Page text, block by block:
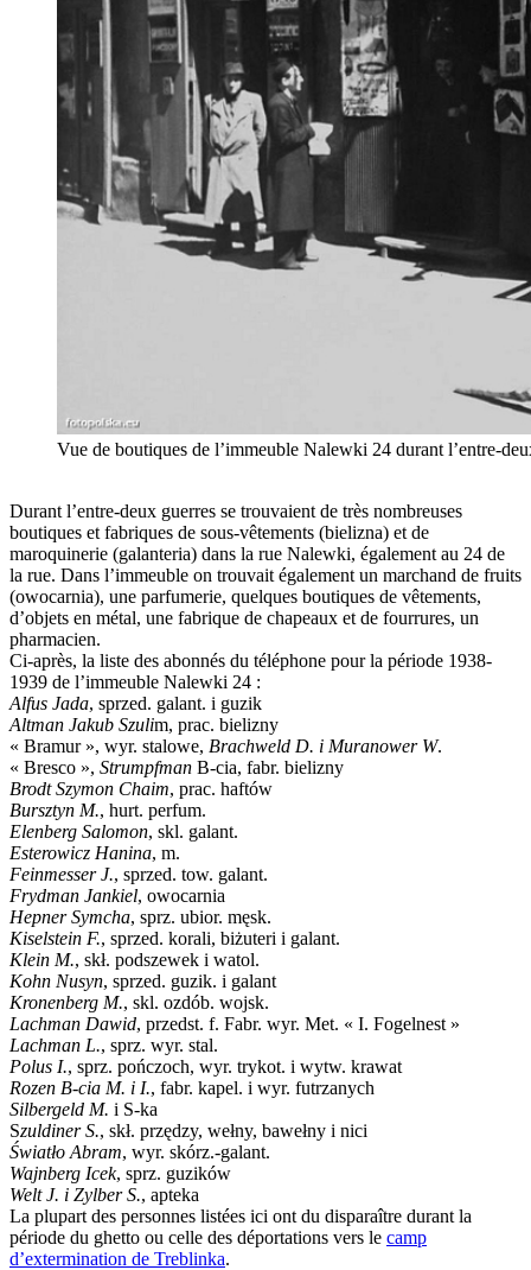
Vue de boutiques de l’immeuble Nalewki 24 durant l’entre-
Durant l’entre-deux guerres se trouvaient de très nombreuses
boutiques et fabriques de sous-vêtements (bielizna) et de
maroquinerie (galanteria) dans la rue Nalewki, également au 24 de
la rue. Dans l’immeuble on trouvait également un marchand de fruits
(owocarnia), une parfumerie, quelques boutiques de vêtements,
d’objets en métal, une fabrique de chapeaux et de fourrures, un
pharmacien.
Ci-après, la liste des abonnés du téléphone pour la période 1938-
1939 de l’immeuble Nalewki 24 :
Alfus Jada, sprzed. galant. i guzik
Altman Jakub Szulim, prac. bielizny
« Bramur », wyr. stalowe, Brachweld D. i Muranower W.
« Bresco », Strumpfman B-cia, fabr. bielizny
Brodt Szymon Chaim, prac. haftów
Bursztyn M., hurt. perfum.
Elenberg Salomon, skl. galant.
Esterowicz Hanina, m.
Feinmesser J., sprzed. tow. galant.
Frydman Jankiel, owocarnia
Hepner Symcha, sprz. ubior. męsk.
Kiselstein F., sprzed. korali, biżuteri i galant.
Klein M., skł. podszewek i watol.
Kohn Nusyn, sprzed. guzik. i galant
Kronenberg M., skl. ozdób. wojsk.
Lachman Dawid, przedst. f. Fabr. wyr. Met. « I. Fogelnest »
Lachman L., sprz. wyr. stal.
Polus I., sprz. pończoch, wyr. trykot. i wytw. krawat
Rozen B-cia M. i I., fabr. kapel. i wyr. futrzanych
Silbergeld M. i S-ka
Szuldiner S., skł. przędzy, wełny, bawełny i nici
Światło Abram, wyr. skórz.-galant.
Wajnberg Icek, sprz. guzików
Welt J. i Zylber S., apteka
La plupart des personnes listées ici ont du disparaître durant la
période du ghetto ou celle des déportations vers le camp
d’extermination de Treblinka.